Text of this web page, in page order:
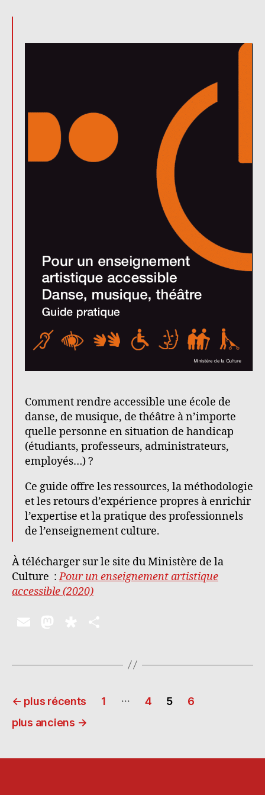
Comment rendre accessible une école de
danse, de musique, de théâtre à n’importe
quelle personne en situation de handicap
(étudiants, professeurs, administrateurs,
employés…) ?
Ce guide offre les ressources, la méthodologie
et les retours d’expérience propres à enrichir
l’expertise et la pratique des professionnels
de l’enseignement culture.
À télécharger sur le site du Ministère de la
Culture :Pour un enseignement artistique
accessible (2020)
ai to
o
n
s
o
ra
rt
g
Pagination
des
← plus récents 1 … 4 5
6
plus anciens →